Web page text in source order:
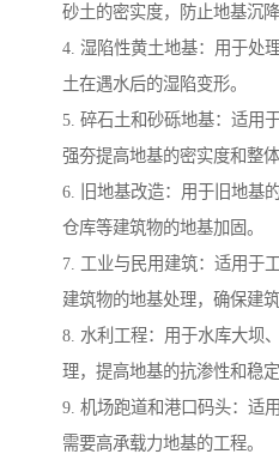
砂土的密实度，防止地基沉降
4. 湿陷性黄土地基：用于处
土在遇水后的湿陷变形。
5. 碎石土和砂砾地基：适用
强夯提高地基的密实度和整体
6. 旧地基改造：用于旧地基
仓库等建筑物的地基加固。
7. 工业与民用建筑：适用于
建筑物的地基处理，确保建
8. 水利工程：用于水库大坝
理，提高地基的抗渗性和稳定
9. 机场跑道和港口码头：适
需要高承载力地基的工程。